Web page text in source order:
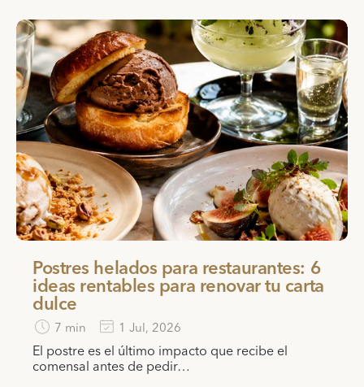
Postres helados para restaurantes: 6
ideas rentables para renovar tu carta
dulce
7 min 1 Jul, 2026
El postre es el último impacto que recibe el
comensal antes de pedir…